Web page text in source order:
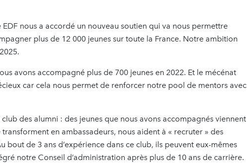
nous a accordé un nouveau soutien qui va nous permettre
plus de 12 000 jeunes sur toute la France. Notre ambition
avons accompagné plus de 700 jeunes en 2022. Et le mécénat
car cela nous permet de renforcer notre pool de mentors avec
des alumni : des jeunes que nous avons accompagnés viennent
en ambassadeurs, nous aident à « recruter » des
bout de 3 ans d’expérience dans ce club, ils peuvent eux-mêmes
notre Conseil d’administration après plus de 10 ans de carrière.